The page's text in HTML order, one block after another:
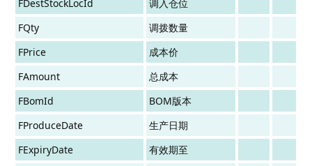
FDestStockLocId
调入仓位
FQty
调拨数量
FPrice
成本价
FAmount
总成本
FBomId
BOM版本
FProduceDate
生产日期
FExpiryDate
有效期至